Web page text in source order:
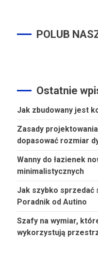
POLUB
Ostatnie
Jak zbudowany jest
Zasady
dopasować rozmiar
Wanny do łazienek
minimalistycznych
Jak szybko sprzedać
Poradnik od Autino
Szafy na wymiar,
wykorzystują